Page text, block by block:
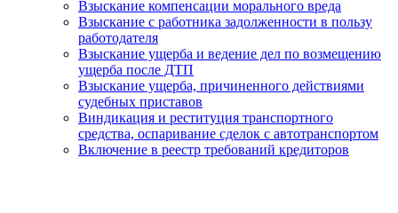
Взыскание компенсации морального вреда
Взыскание с работника задолженности в пользу
работодателя
Взыскание ущерба и ведение дел по возмещению
ущерба после ДТП
Взыскание ущерба, причиненного действиями
судебных приставов
Виндикация и реституция транспортного
средства, оспаривание сделок с автотранспортом
Включение в реестр требований кредиторов